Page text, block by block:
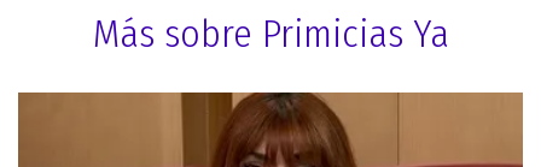
Más sobre Primicias Ya